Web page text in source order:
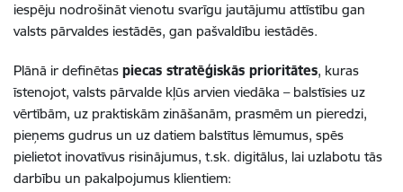
iespēju nodrošināt vienotu svarīgu jautājumu attīstību gan
valsts pārvaldes iestādēs, gan pašvaldību iestādēs.
Plānā ir definētas piecas stratēģiskās prioritātes, kuras
īstenojot, valsts pārvalde kļūs arvien viedāka – balstīsies uz
vērtībām, uz praktiskām zināšanām, prasmēm un pieredzi,
pieņems gudrus un uz datiem balstītus lēmumus, spēs
pielietot inovatīvus risinājumus, t.sk. digitālus, lai uzlabotu tās
darbību un pakalpojumus klientiem: